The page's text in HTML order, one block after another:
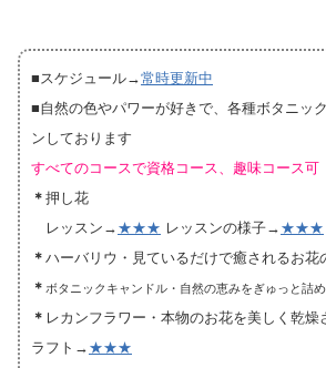
■スケジュール→常時更新中
■自然の色やパワーが好きで、各種ボタニッ
ンしております
すべてのコースで資格コース、趣味コース可
＊ 押し花
レッスン→ ★★★ レッスンの様子→ ★★★
＊ ハーバリウ・見ているだけで癒されるお
＊ ボタニックキャンドル・自然の恵みをぎゅっと詰
＊ レカンフラワー・本物のお花を美しく乾燥
ラフト→ ★★★